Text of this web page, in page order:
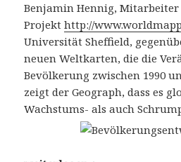
Benjamin Hennig,
Projekthttp://
Universität Sheffield,
neuen Weltkarten, die die
Bevölkerung zwischen 1990
zeigt der Geograph, dass es
Wachstums- als auch